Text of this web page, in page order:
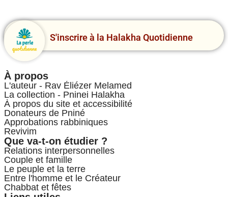
S'inscrire à la Halakha Quotidienne
À propos
L'auteur - Rav Éliézer Melamed
La collection - Pninei Halakha
À propos du site et accessibilité
Donateurs de Pniné
Approbations rabbiniques
Revivim
Que va-t-on étudier ?
Relations interpersonnelles
Couple et famille
Le peuple et la terre
Entre l'homme et le Créateur
Chabbat et fêtes